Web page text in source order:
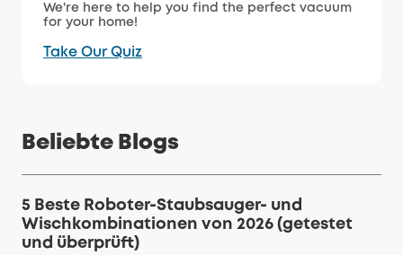
We're here to help you find the perfect vacuum
for your home!
Take Our Quiz
Beliebte Blogs
5 Beste Roboter-Staubsauger- und
Wischkombinationen von 2026 (getestet
und überprüft)